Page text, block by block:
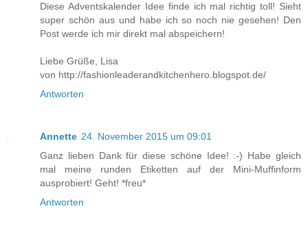
Diese Adventskalender Idee finde ich mal richtig toll! Sieht
super schön aus und habe ich so noch nie gesehen! Den
Post werde ich mir direkt mal abspeichern!
Liebe Grüße, Lisa
von http://fashionleaderandkitchenhero.blogspot.de/
Antworten
Annette 24. November 2015 um 09:01
Ganz lieben Dank für diese schöne Idee! :-) Habe gleich
mal meine runden Etiketten auf der Mini-Muffinform
ausprobiert! Geht! *freu*
Antworten